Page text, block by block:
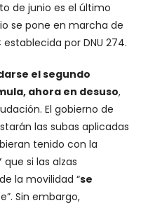
de junio es el último
se pone en marcha de
por DNU 274.
el segundo
ahora en desuso,
El gobierno de
las subas aplicadas
tenido con la
si las alzas
la movilidad “se
Sin embargo,